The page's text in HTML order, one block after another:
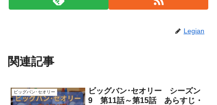
Legian
関連記事
ビッグバン･セオリー
ビッグバン･セオリー シーズン
9 第11話～第15話 あらすじ・